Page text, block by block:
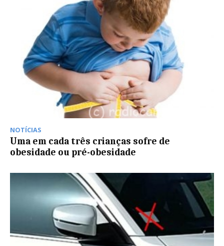
NOTÍCIAS
Uma em cada três crianças sofre de
obesidade ou pré-obesidade